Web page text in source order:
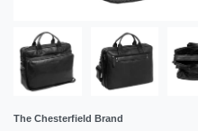
The Chesterfield Brand